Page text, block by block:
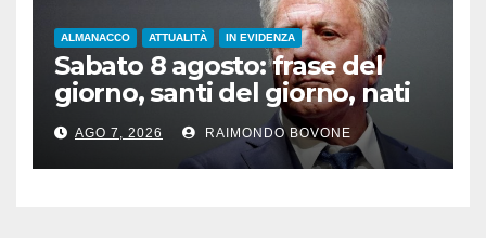
ALMANACCO ATTUALITÀ IN EVIDENZA
Sabato 8 agosto: frase del
giorno, santi del giorno, nati
famosi, accadde oggi
AGO 7, 2026 RAIMONDO BOVONE